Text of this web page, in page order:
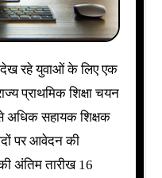
प्राथमिक शिक्षा चयन
अधिक सहायक शिक्षक
पर आवेदन की
अंतिम तारीख 16